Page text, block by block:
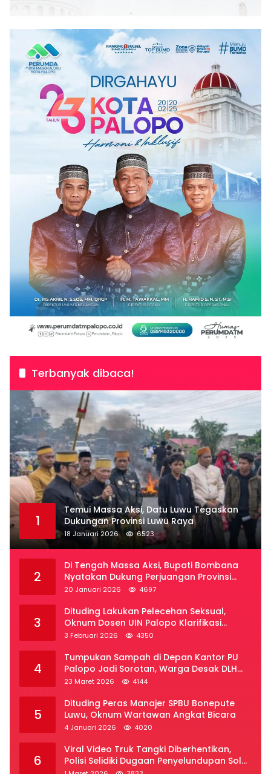
Terbanyak dibaca!
1
Temui Massa Aksi, Datu Luwu Tegaskan
Dukungan Provinsi Luwu Raya
18 Januari 2026 6523
2
Di Tengah Massa Aksi, Bupati Bombana
Nyatakan Dukung Perjuangan Provinsi
Luwu Raya
20 Januari 2026 4697
3
Dituding Lakukan Pelecehan Seksual,
Oknum Dosen UIN Palopo Klarifikasi
Kronologi
3 Februari 2026 4350
4
Tumpukan Sampah di Depan Kantor PU
Palopo Jadi Sorotan, Warga Desak DLH
Segera Bertindak
23 Maret 2026 4144
5
Dituding Peras Manajer SPBU Bonepute
Luwu, Oknum Wartawan Angkat Bicara
4 Januari 2026 4020
6
Viral Video Truk Tangki Diberhentikan,
Polisi Selidiki Dugaan Penyelundupan Solar